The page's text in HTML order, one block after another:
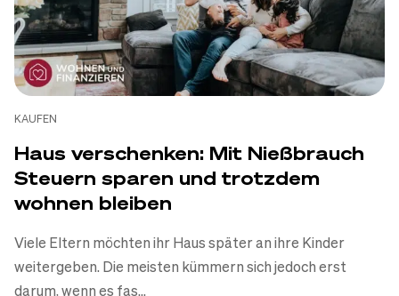
KAUFEN
Kaufangebot für Immobilie mit
Muster
Daniel Korth -22.07.2026
KAUFEN
Haus verschenken: Mit Nießbrauch
Steuern sparen und trotzdem
wohnen bleiben
Viele Eltern möchten ihr Haus später an ihre Kinder
weitergeben. Die meisten kümmern sich jedoch erst
darum, wenn es fas...